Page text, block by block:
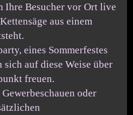
Ihre Besucher vor Ort live
aus einem
eines Sommerfestes
sich auf diese Weise über
freuen.
oder